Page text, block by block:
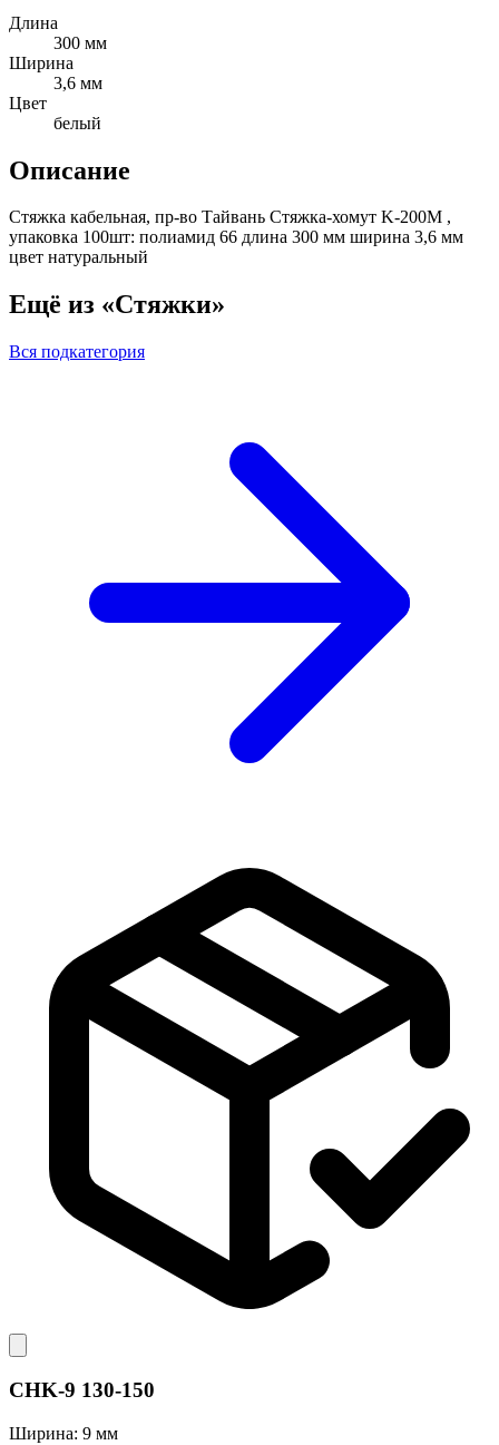
Длина
300 мм
Ширина
3,6 мм
Цвет
белый
Описание
Стяжка кабельная, пр-во Тайвань Стяжка-хомут K-200M ,
упаковка 100шт: полиамид 66 длина 300 мм ширина 3,6 мм
цвет натуральный
Ещё из «Стяжки»
Вся подкатегория
CHK-9 130-150
Ширина: 9 мм